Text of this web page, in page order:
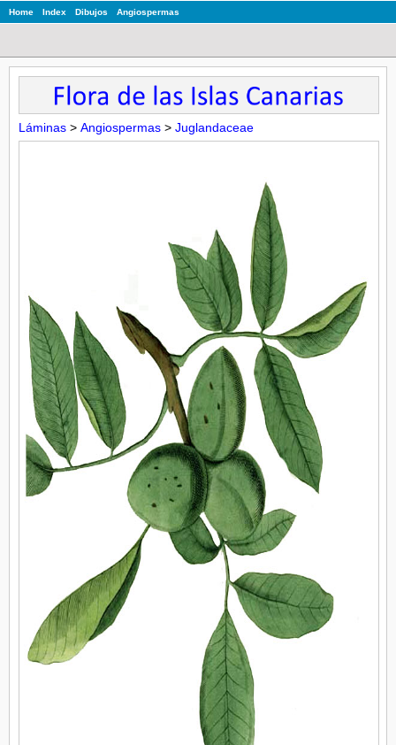
Home Index Dibujos Angiospermas
Láminas > Angiospermas > Juglandaceae